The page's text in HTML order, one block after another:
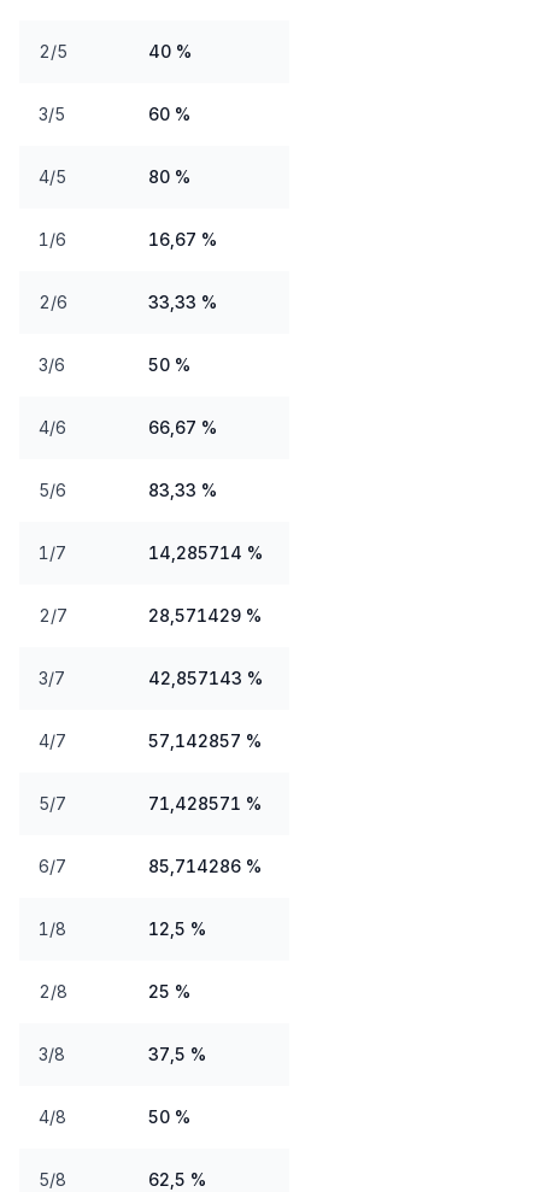
2/5 40 %
3/5 60 %
4/5 80 %
1/6 16,67 %
2/6 33,33 %
3/6 50 %
4/6 66,67 %
5/6 83,33 %
1/7 14,285714 %
2/7 28,571429 %
3/7 42,857143 %
4/7 57,142857 %
5/7 71,428571 %
6/7 85,714286 %
1/8 12,5 %
2/8 25 %
3/8 37,5 %
4/8 50 %
5/8 62,5 %